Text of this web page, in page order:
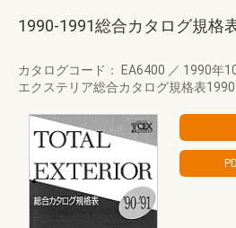
1990-1991総合カタログ規格
カタログコード： EA6400 ／ 1990年
エクステリア総合カタログ規格表